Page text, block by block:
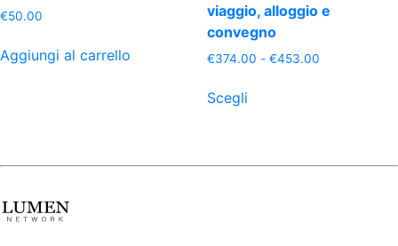
€50.00
Aggiungi al carrello
viaggio, alloggio e
convegno
€374.00 - €453.00Fascia
€453.00
Scegliprodotto
varianti.